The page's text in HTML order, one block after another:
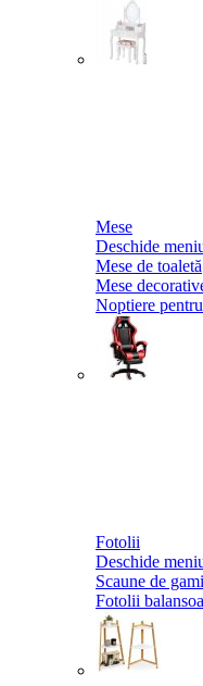
Mese
Deschide
Mese de toaletă
Mese
Noptiere
Fotolii
Deschide
Scaune de
Fotolii